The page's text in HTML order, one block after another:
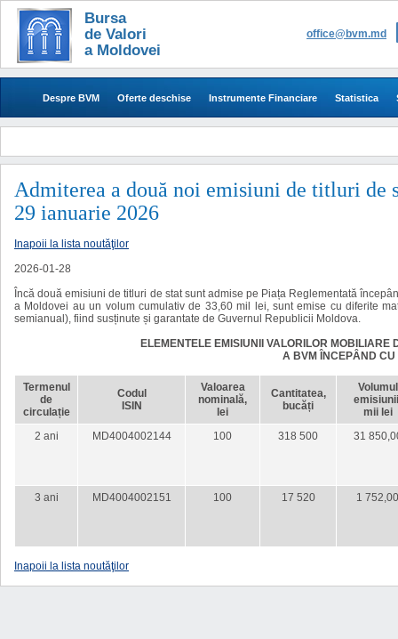
Bursa
de Valori
a Moldovei
office@bvm.md
Despre BVM Oferte deschise Instrumente Financiare Statistica
Admiterea a două noi emisiuni de titluri de
29 ianuarie 2026
Inapoii la lista noutăţilor
2026-01-28
Încă două emisiuni de titluri de stat sunt admise pe Piața Reglementată
a Moldovei au un volum cumulativ de 33,60 mil lei, sunt emise cu diferite
semianual), fiind susținute și garantate de Guvernul Republicii Moldova.
ELEMENTELE EMISIUNII VALORILOR MOBILIARE
A BVM ÎNCEPÂND CU
Termenul
de
circulație
Codul
ISIN
Valoarea
nominală,
lei
Cantitatea,
bucăți
Volumul
mii lei
2 ani
MD4004002144 100 318 500 31
3 ani MD4004002151 100 17 520 1 752,00
Inapoii la lista noutăţilor